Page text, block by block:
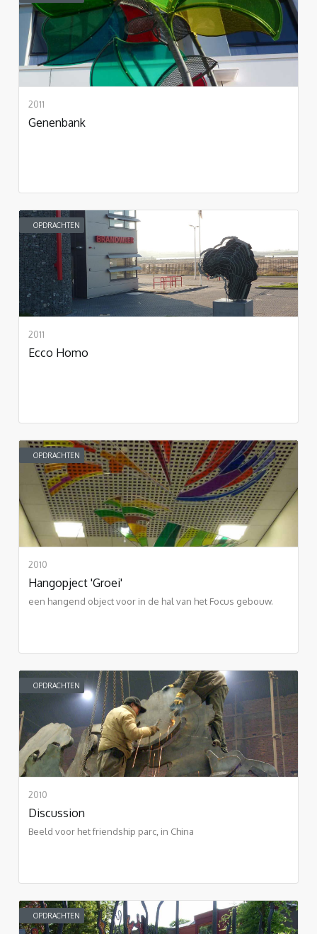
2011
Genenbank
OPDRACHTEN
2011
Ecco Homo
OPDRACHTEN
2010
Hangopject 'Groei'
een hangend object voor in de hal van het Focus gebouw.
OPDRACHTEN
2010
Discussion
Beeld voor het friendship parc, in China
OPDRACHTEN